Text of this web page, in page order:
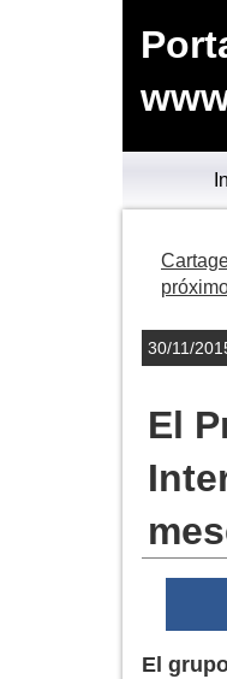
30/11/
El
El